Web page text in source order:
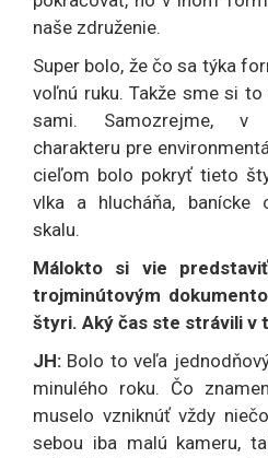
naše združenie.
Super bolo, že čo sa týka
voľnú ruku. Takže sme si
sami. Samozrejme, v
charakteru pre
cieľom bolo pokryť tieto
vlka a hlucháňa, banícke
skalu.
Málokto si vie
trojminútovým
štyri. Aký čas ste strávili v
JH: Bolo to veľa
minulého roku. Čo
muselo vzniknúť vždy
sebou iba malú kameru,